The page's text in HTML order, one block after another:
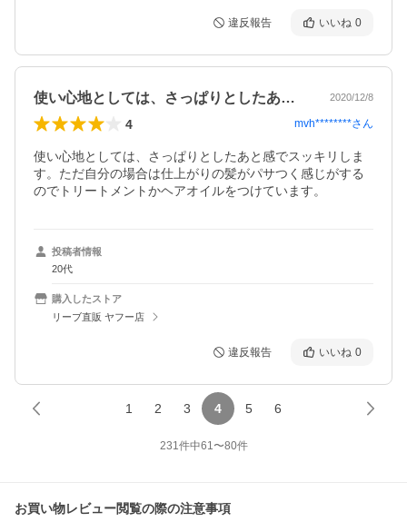
違反報告 いいね 0
使い心地としては、さっぱりとしたあと感… 2020/12/8
4 mvh********さん
使い心地としては、さっぱりとしたあと感でスッキリしま
す。ただ自分の場合は仕上がりの髪がパサつく感じがする
のでトリートメントかヘアオイルをつけています。
投稿者情報
20代
購入したストア
リーブ直販 ヤフー店
違反報告 いいね 0
1 2 3 4 5 6
231件中61〜80件
お買い物レビュー閲覧の際の注意事項